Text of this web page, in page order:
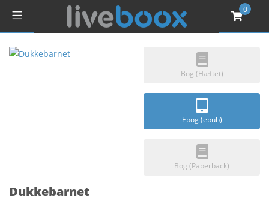
0
Bog (Hæftet)
Ebog (epub)
Bog (Paperback)
Dukkebarnet